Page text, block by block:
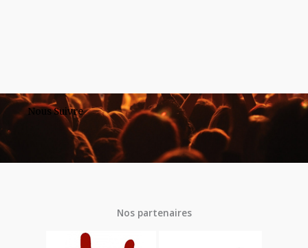
Nous Suivre
Nos partenaires